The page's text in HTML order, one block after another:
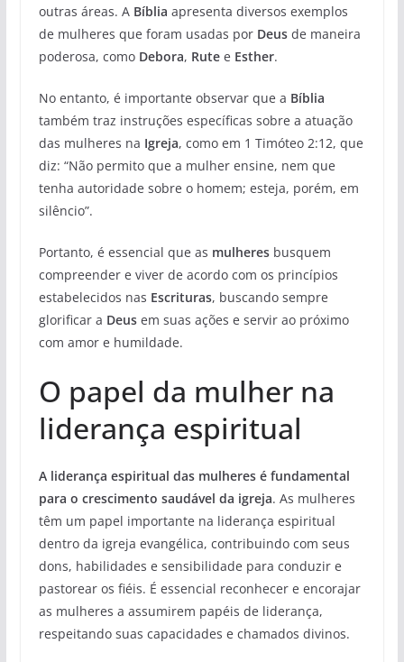
outras áreas. A Bíblia apresenta diversos exemplos
de mulheres que foram usadas por Deusde maneira
poderosa, como Debora, Rutee Esther.
No entanto, é importante observar que a Bíblia
também traz instruções específicas sobre a atuação
das mulheres na Igreja, como em 1 Timóteo 2:12, que
diz: “Não permito que a mulher ensine, nem que
tenha autoridade sobre o homem; esteja, porém, em
silêncio”.
Portanto, é essencial que as mulheresbusquem
compreender e viver de acordo com os princípios
estabelecidos nas Escrituras, buscando sempre
glorificar a Deusem suas ações e servir ao próximo
com amor e humildade.
O papel da mulher na
liderança espiritual
A liderança espiritual das mulheres é fundamental
para o crescimento saudável da igreja. As mulheres
têm um papel importante na liderança espiritual
dentro da igreja evangélica, contribuindo com seus
dons, habilidades e sensibilidade para conduzir e
pastorear os fiéis. É essencial reconhecer e encorajar
as mulheres a assumirem papéis de liderança,
respeitando suas capacidades e chamados divinos.